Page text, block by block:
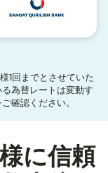
1回までとさせていた
為替レートは変動す
別ウィンドウで開きます
ご確認ください。
に信頼